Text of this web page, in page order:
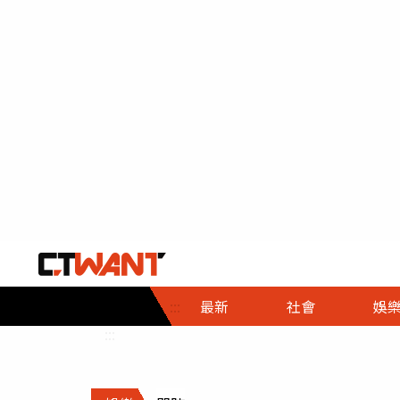
::: 最新 社會
社會首頁
時事
調查
娛樂
娛樂首頁
即時
財經首頁
熱線
政